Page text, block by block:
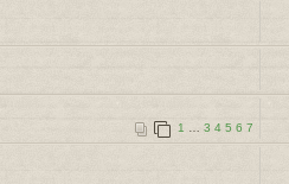
1 3 4 5 6 7